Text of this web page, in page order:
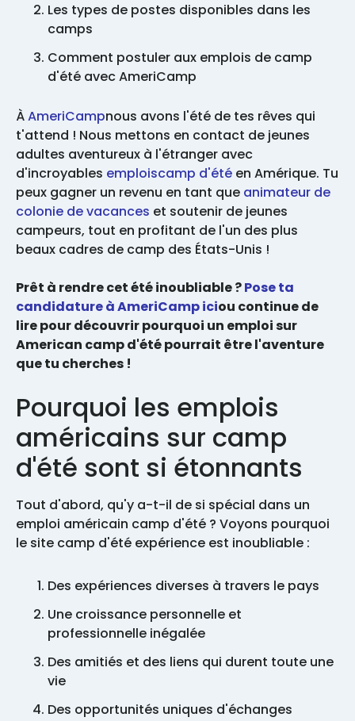
Les types de postes disponibles dans les
camps
Comment postuler aux emplois de camp
d'été avec AmeriCamp
ÀAmeriCampnous avons l'été de tes rêves qui
t'attend ! Nous mettons en contact de jeunes
adultes aventureux à l'étranger avec
d'incroyables emploiscamp d'été en Amérique. Tu
peux gagner un revenu en tant que animateur de
colonie de vacances et soutenir de jeunes
campeurs, tout en profitant de l'un des plus
beaux cadres de camp des États-Unis !
Prêt à rendre cet été inoubliable ?Pose ta
candidature à AmeriCamp iciou continue de
lire pour découvrir pourquoi un emploi sur
American camp d'été pourrait être l'aventure
que tu cherches !
Pourquoi les emplois
américains sur camp
d'été sont si étonnants
Tout d'abord, qu'y a-t-il de si spécial dans un
emploi américain camp d'été ? Voyons pourquoi
le site camp d'été expérience est inoubliable :
Des expériences diverses à travers le pays
Une croissance personnelle et
professionnelle inégalée
Des amitiés et des liens qui durent toute une
vie
Des opportunités uniques d'échanges